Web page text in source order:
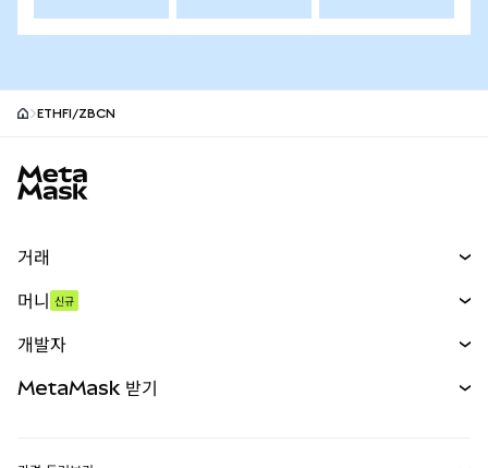
ETHFI/ZBCN
거래
무기한 선물
실물자산
머니 신규
개발자
MetaMask 받기